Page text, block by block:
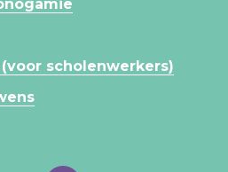
scholenwerkers)